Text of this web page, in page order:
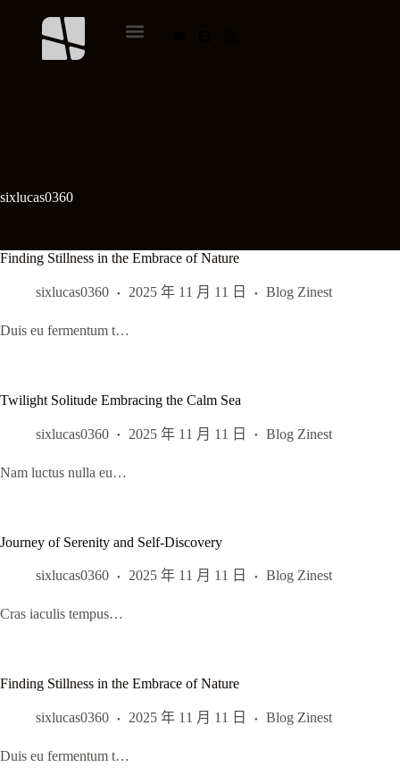
sixlucas0360
Finding Stillness in the Embrace of Nature
sixlucas0360 2025 年 11 月 11 日 Blog Zinest
Duis eu fermentum t…
Twilight Solitude Embracing the Calm Sea
sixlucas0360 2025 年 11 月 11 日 Blog Zinest
Nam luctus nulla eu…
Journey of Serenity and Self-Discovery
sixlucas0360 2025 年 11 月 11 日 Blog Zinest
Cras iaculis tempus…
Finding Stillness in the Embrace of Nature
sixlucas0360 2025 年 11 月 11 日 Blog Zinest
Duis eu fermentum t…